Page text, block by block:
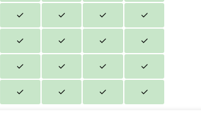
✓ ✓ ✓ ✓
✓ ✓ ✓ ✓
✓ ✓ ✓ ✓
✓ ✓ ✓ ✓